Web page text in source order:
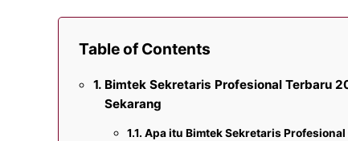
Table of Contents
Bimtek Sekretaris Profesional Terbaru
Sekarang
Apa itu Bimtek Sekretaris